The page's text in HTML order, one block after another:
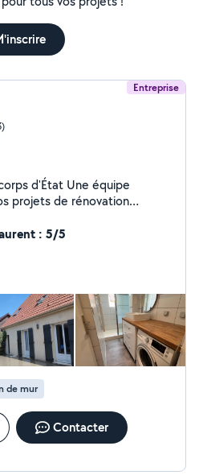
Entreprise
Une équipe
projets de rénovation
-placo -
: 5/5
de mur
Contacter